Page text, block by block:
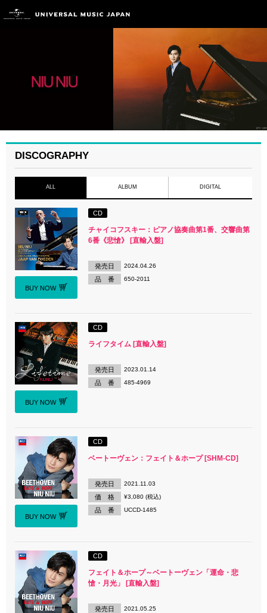
DISCOGRAPHY
ALL ALBUM DIGITAL
BUY NOW
CD
チャイコフスキー：ピアノ協奏曲第1番、交響曲第
6番《悲愴》 [直輸入盤]
発売日 2024.04.26
品 番 650-2011
BUY NOW
CD
ライフタイム [直輸入盤]
発売日 2023.01.14
品 番 485-4969
BUY NOW
CD
ベートーヴェン：フェイト＆ホープ [SHM-CD]
発売日 2021.11.03
価 格 ¥3,080 (税込)
品 番 UCCD-1485
CD
フェイト＆ホープ～ベートーヴェン「運命・悲
愴・月光」 [直輸入盤]
発売日 2021.05.25